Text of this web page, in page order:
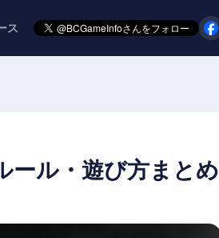
ス
ール・遊び方まとめ